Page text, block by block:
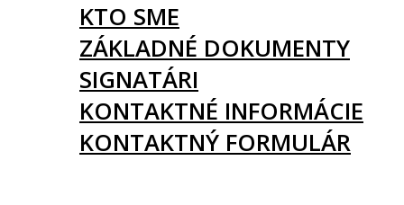
KTO SME
ZÁKLADNÉ DOKUMENTY
SIGNATÁRI
KONTAKTNÉ INFORMÁCIE
KONTAKTNÝ FORMULÁR